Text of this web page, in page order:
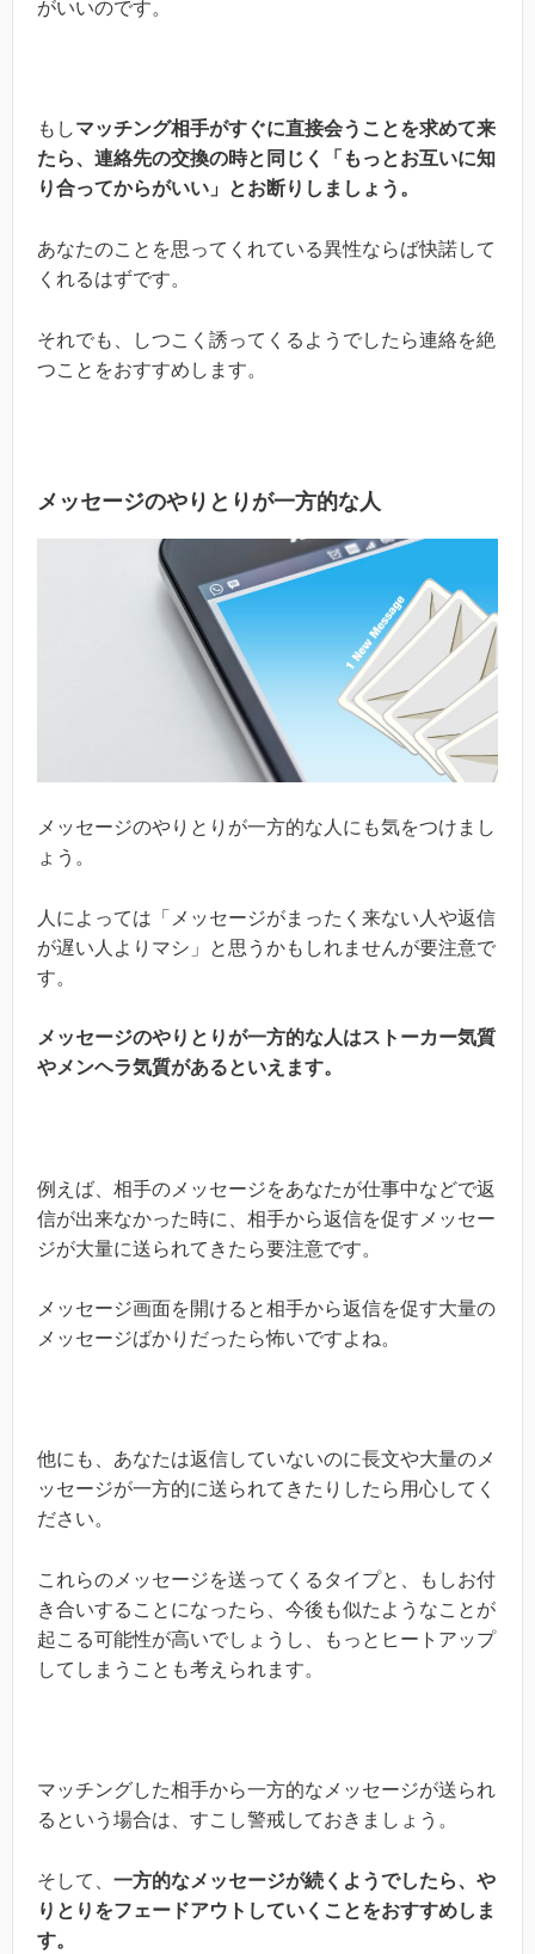
がいいのです。
もしマッチング相手がすぐに直接会うことを求めて来
たら、連絡先の交換の時と同じく「もっとお互いに知
り合ってからがいい」とお断りしましょう。
あなたのことを思ってくれている異性ならば快諾して
くれるはずです。
それでも、しつこく誘ってくるようでしたら連絡を絶
つことをおすすめします。
メッセージのやりとりが一方的な人
メッセージのやりとりが一方的な人にも気をつけまし
ょう。
人によっては「メッセージがまったく来ない人や返信
が遅い人よりマシ」と思うかもしれませんが要注意で
す。
メッセージのやりとりが一方的な人はストーカー気質
やメンヘラ気質があるといえます。
例えば、相手のメッセージをあなたが仕事中などで返
信が出来なかった時に、相手から返信を促すメッセー
ジが大量に送られてきたら要注意です。
メッセージ画面を開けると相手から返信を促す大量の
メッセージばかりだったら怖いですよね。
他にも、あなたは返信していないのに長文や大量のメ
ッセージが一方的に送られてきたりしたら用心してく
ださい。
これらのメッセージを送ってくるタイプと、もしお付
き合いすることになったら、今後も似たようなことが
起こる可能性が高いでしょうし、もっとヒートアップ
してしまうことも考えられます。
マッチングした相手から一方的なメッセージが送られ
るという場合は、すこし警戒しておきましょう。
そして、 一方的なメッセージが続くようでしたら、や
りとりをフェードアウトしていくことをおすすめしま
す。